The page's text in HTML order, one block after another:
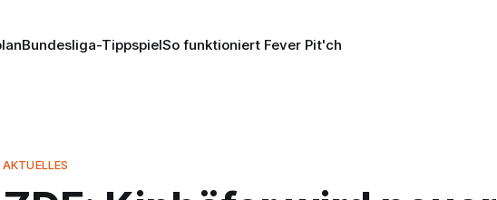
Bundesliga-TippspielSo funktioniert Fever Pit'ch
AKTUELLES